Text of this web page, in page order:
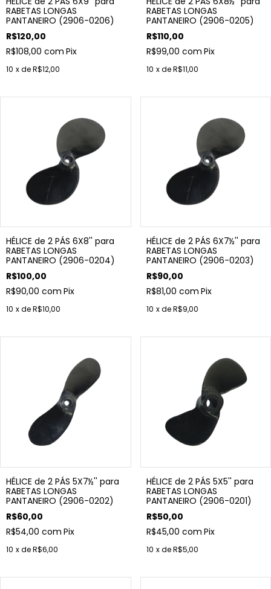
RABETAS LONGAS
PANTANEIRO (2906-0206)
R$120,00
R$108,00 com Pix
10 x deR$12,00
RABETAS LONGAS
PANTANEIRO (2906-0205)
R$110,00
R$99,00 com Pix
10 x deR$11,00
HÉLICE de 2 PÁS 6X8'' para
RABETAS LONGAS
PANTANEIRO (2906-0204)
R$100,00
R$90,00 com Pix
10 x deR$10,00
HÉLICE de 2 PÁS 6X7½'' para
RABETAS LONGAS
PANTANEIRO (2906-0203)
R$90,00
R$81,00 com Pix
10 x deR$9,00
HÉLICE de 2 PÁS 5X7½'' para
RABETAS LONGAS
PANTANEIRO (2906-0202)
R$60,00
R$54,00 com Pix
10 x deR$6,00
HÉLICE de 2 PÁS 5X5'' para
RABETAS LONGAS
PANTANEIRO (2906-0201)
R$50,00
R$45,00 com Pix
10 x deR$5,00